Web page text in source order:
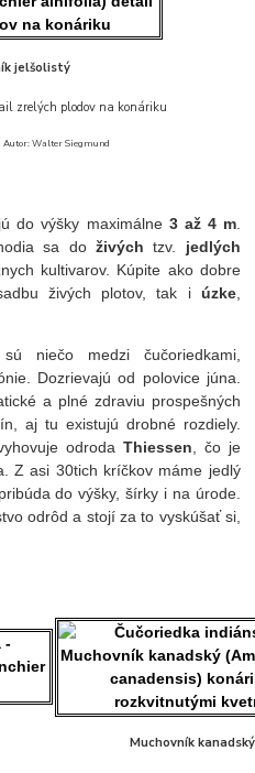
jelšolistý
zrelých plodov na konáriku
Walter Siegmund
do výšky maximálne 3 až 4 m.
sa do živýchtzv. jedlých
kultivarov. Kúpite ako dobre
živých plotov, tak i úzke,
sú niečo medzi čučoriedkami,
Dozrievajú od polovice júna.
a plné zdraviu prospešných
aj tu existujú drobné rozdiely.
odroda Thiessen, čo je
Z asi 30tich kríčkov máme jedlý
do výšky, šírky i na úrode.
odrôd a stojí za to vyskúšať si,
Muchovník kanadský